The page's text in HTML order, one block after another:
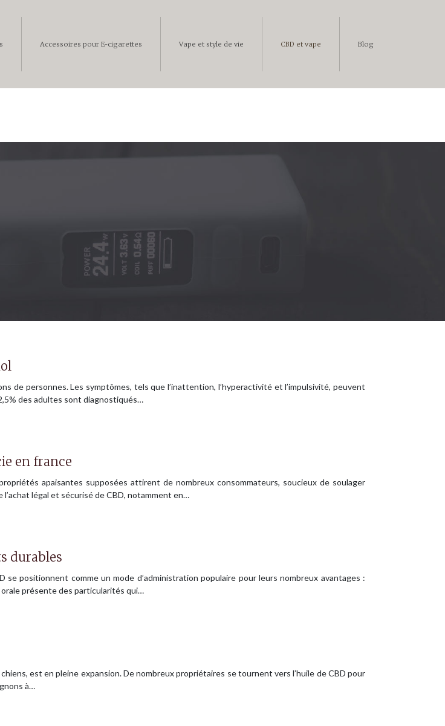
Accessoires pour E-cigarettes Vape et style de vie CBD et vape Blog
de personnes. Les symptômes, tels que l’inattention, l’hyperactivité et l’impulsivité, peuvent
des adultes sont diagnostiqués…
en france
apaisantes supposées attirent de nombreux consommateurs, soucieux de soulager
l’achat légal et sécurisé de CBD, notamment en…
durables
positionnent comme un mode d’administration populaire pour leurs nombreux avantages :
présente des particularités qui…
est en pleine expansion. De nombreux propriétaires se tournent vers l’huile de CBD pour
à…